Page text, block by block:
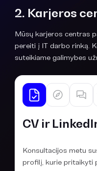
2. Karjeros
Mūsų karjeros centras
pereiti į IT darbo rinką.
suteikiame galimybes
CV ir
Konsultacijos metu
profilį, kurie pritaikyti